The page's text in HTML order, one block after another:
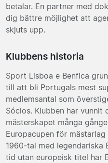
betalar. En partner med
dig bättre möjlighet att
skjuts upp.
Klubbens historia
Sport Lisboa e Benfica
till att bli Portugals mest
medlemsantal som
Sócios. Klubben har vunnit
mästerskapet många
Europacupen för
1960-tal med legendariska
tid utan europeisk titel har